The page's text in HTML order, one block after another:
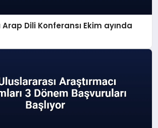
Arap Dili Konferansı Ekim ayında